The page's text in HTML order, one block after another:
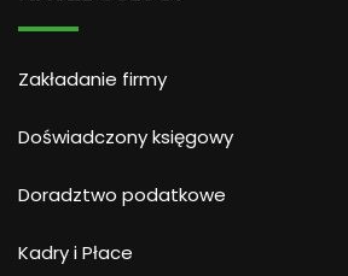
Zakładanie firmy
Doświadczony księgowy
Doradztwo podatkowe
Kadry i Płace